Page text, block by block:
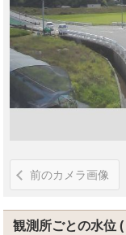
前のカメラ画像
観測所ごとの水位